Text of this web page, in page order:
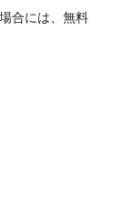
合には、無料